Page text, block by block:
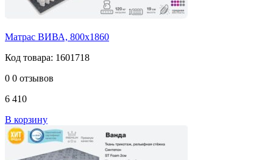
Матрас ВИВА, 800х1860
Код товара: 1601718
0 0 отзывов
6 410
В корзину